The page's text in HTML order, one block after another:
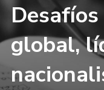
global,